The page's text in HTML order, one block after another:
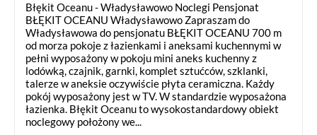
Błękit Oceanu - Władysławowo Noclegi Pensjonat
BŁĘKIT OCEANU Władysławowo Zapraszam do
Władysławowa do pensjonatu BŁĘKIT OCEANU 700 m
od morza pokoje z łazienkami i aneksami kuchennymi w
pełni wyposażony w pokoju mini aneks kuchenny z
lodówką, czajnik, garnki, komplet sztućców, szklanki,
talerze w aneksie oczywiście płyta ceramiczna. Każdy
pokój wyposażony jest w TV. W standardzie wyposażona
łazienka. Błękit Oceanu to wysokostandardowy obiekt
noclegowy położony we...